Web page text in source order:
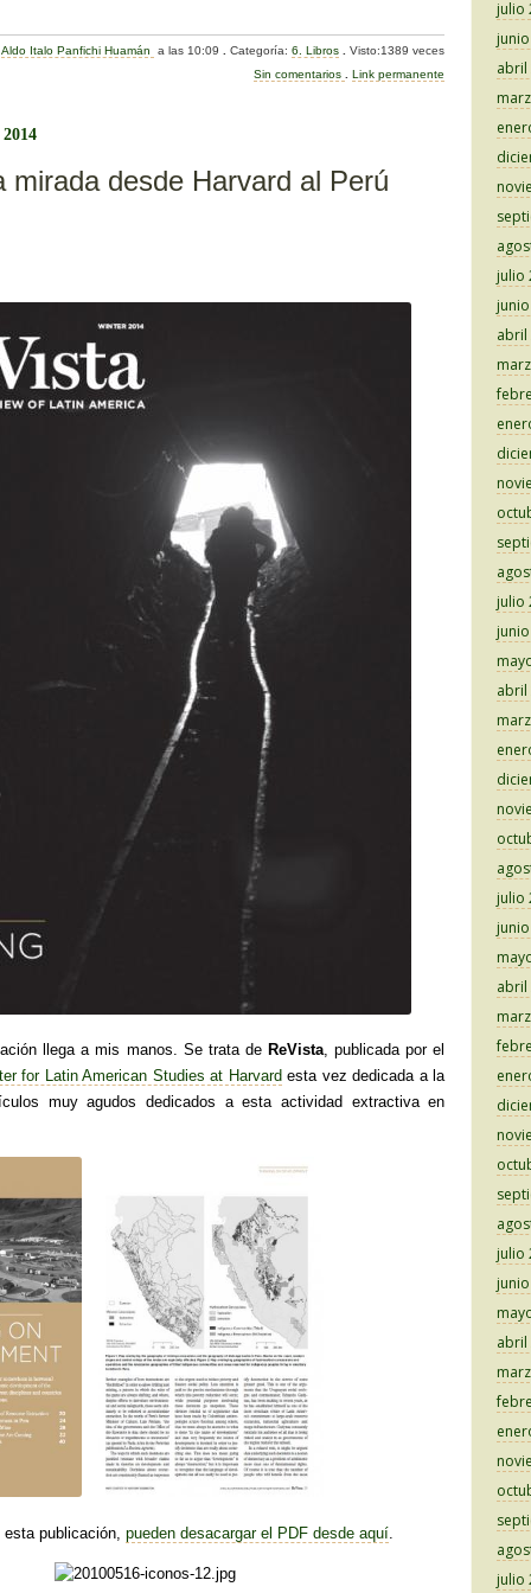
Aldo Italo Panfichi Huamán a las 10:09 .Categoría:6. Libros
Visto:1389 veces
Sin comentarios
Link permanente
mirada desde Harvard al Perú
llega a mis manos. Se trata de ReVista, publicada por el
for Latin American Studies at Harvard esta vez dedicada a la
muy agudos dedicados a esta actividad extractiva en
publicación, pueden desacargar el PDF desde aquí
julio
abril
julio
abril
julio
abril
julio
abril
julio
abril
julio